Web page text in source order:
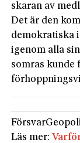
skaran av
Det är den
demokratiska
igenom alla
somras kunde
Försvar
Läs mer: